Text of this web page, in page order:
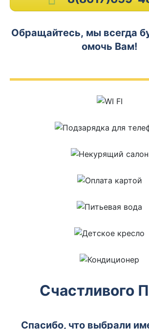
Обращайтесь, мы всегда
омочь Вам!
Счастливого
Спасибо, что выбрали